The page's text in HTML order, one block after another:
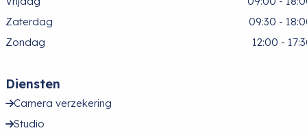
Zaterdag
09:30 -
Zondag
12:00 -
Diensten
Camera verzekering
Studio